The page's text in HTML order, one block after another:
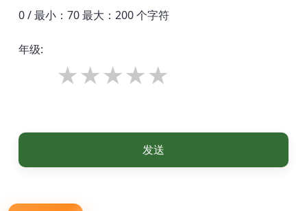
0 / 最小：70 最大：200 个字符
年级:
发送